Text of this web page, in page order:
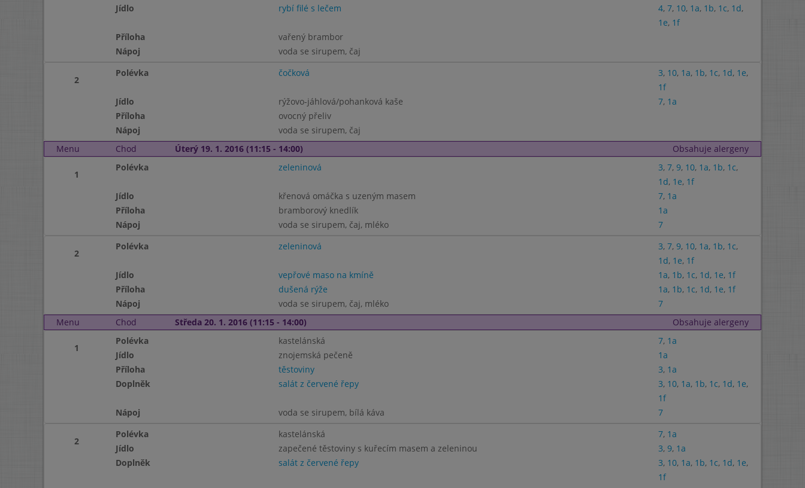
Jídlo
rybí filé s lečem 4, 7, 10, 1a, 1b, 1c, 1d,
1e, 1f
Příloha
vařený brambor
Nápoj
voda se sirupem, čaj
2
Polévka čočková 3, 10, 1a, 1b, 1c, 1d, 1e,
1f
Jídlo
rýžovo-jáhlová/pohanková kaše 7, 1a
Příloha
ovocný přeliv
Nápoj
voda se sirupem, čaj
Menu
Chod Úterý 19. 1. 2016 (11:15 - 14:00) Obsahuje alergeny
1
Polévka zeleninová 3, 7, 9, 10, 1a, 1b, 1c,
1d, 1e, 1f
Jídlo
křenová omáčka s uzeným masem 7, 1a
Příloha
bramborový knedlík
1a
Nápoj
voda se sirupem, čaj, mléko 7
2
Polévka zeleninová 3, 7, 9, 10, 1a, 1b, 1c,
1d, 1e, 1f
Jídlo
vepřové maso na kmíně 1a, 1b, 1c, 1d, 1e, 1f
Příloha
dušená rýže 1a, 1b, 1c, 1d, 1e, 1f
Nápoj
voda se sirupem, čaj, mléko
7
Menu
Chod Středa 20. 1. 2016 (11:15 - 14:00) Obsahuje alergeny
1
Polévka kastelánská 7, 1a
Jídlo
znojemská pečeně
1a
Příloha
těstoviny 3, 1a
Doplněk
salát z červené řepy 3, 10, 1a, 1b, 1c, 1d, 1e,
1f
Nápoj
voda se sirupem, bílá káva 7
2
Polévka kastelánská 7, 1a
Jídlo
zapečené těstoviny s kuřecím masem a zeleninou 3, 9, 1a
Doplněk
salát z červené řepy 3, 10, 1a, 1b, 1c, 1d, 1e,
1f